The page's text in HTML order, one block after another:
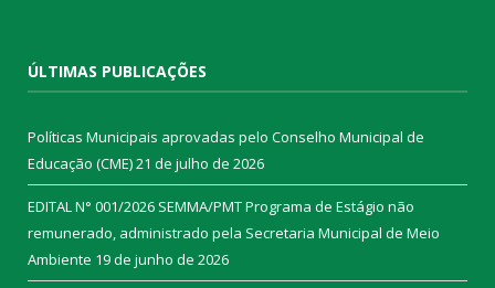
ÚLTIMAS PUBLICAÇÕES
Políticas Municipais aprovadas pelo Conselho Municipal de
Educação (CME)21 de julho de 2026
EDITAL N° 001/2026 SEMMA/PMT Programa de Estágio não
remunerado, administrado pela Secretaria Municipal de Meio
Ambiente 19 de junho de 2026